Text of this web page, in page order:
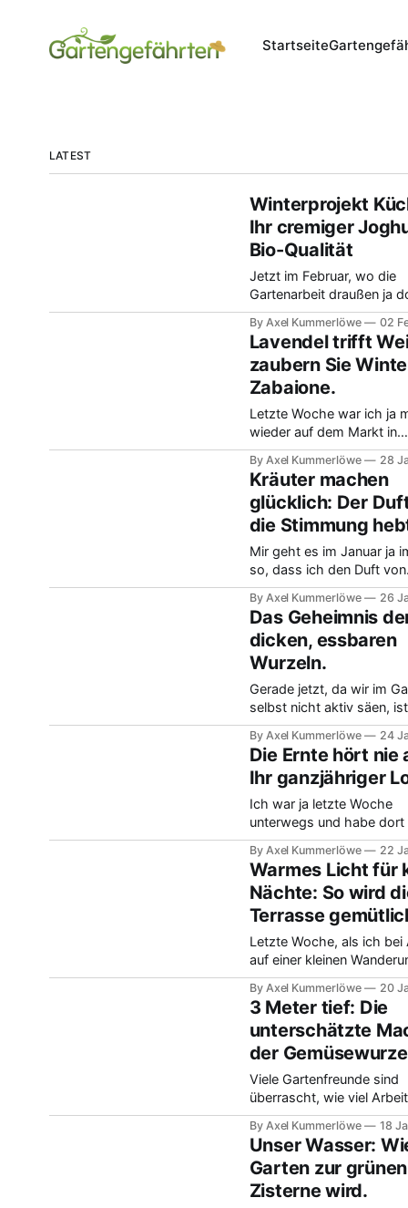
Startseite
LATEST
Winterprojekt
Ihr cremiger
Bio-Qualität
Jetzt im Februar, wo die
Gartenarbeit draußen ja
noch ruht, widme ich
wieder den Projekten in
Küche. Ich habe mich in
Zeit mal mit dem Thema
Bio-Joghurt beschäftigt.
früher immer unsicher, ob
wirklich dieses teure
brauche.
By Axel Kummerlöwe 02
Lavendel trifft
zaubern Sie
Zabaione.
Letzte Woche war ich ja
wieder auf dem Markt in
Offenburg, und da bin ich
mit einer Bäuerin ins
gekommen. Wir haben
Kraft von Kräutern im
gesprochen, und da hat
etwas total Spannendes
Richtig getrockneter
hat sie mir versichert,
By Axel Kummerlöwe 28
Kräuter machen
glücklich: Der
die Stimmung
Mir geht es im Januar ja
so, dass ich den Duft von
Sommer schrecklich
Neulich war ich bei einem
Gärtner und wir sprachen
wie man diesen herrlichen
ein bisschen konserviert.
Jetzt sollten wir die
Ernte vom letzten Jahr
By Axel Kummerlöwe 26
Das Geheimnis
dicken, essbaren
Wurzeln.
Gerade jetzt, da wir im
selbst nicht aktiv säen,
perfekte Zeit für die
nächsten Ernte. Es geht
Vorbereitung für richtig
essbare Wurzeln, die uns
im Jahr Freude machen.
Gartenfreunde prüfen in
Phase ja auch noch ihre
eingelagerten Schätze –
By Axel Kummerlöwe 24
Die Ernte hört nie
Ihr ganzjähriger
Ich war ja letzte Woche
unterwegs und habe dort
Schönes gehört. Ein alter
Nachbar meinte zu mir,
des Gärtnerns fängt
schon jetzt im Januar an.
dachte immer, jetzt ist
er hat mich überzeugt: Es
jetzt schon los mit der
detaillierten Planung der
By Axel Kummerlöwe 22
Warmes Licht für
Nächte: So wird
Terrasse
Letzte Woche, als ich bei
auf einer kleinen
und die Gärten sah, ist
wieder bewusst
ja so dunkel und kalt
geht im Winter doch gar
darum, die ganze
darum, gemütliche
schaffen, die man
By Axel Kummerlöwe 20
3 Meter tief: Die
unterschätzte
der
Viele Gartenfreunde sind
überrascht, wie viel
Pflanzen eigentlich unter
leisten. Man unterschätzt
leicht, wie weit sich
Gemüsewurzeln wirklich
ausbreiten können. Starke
By Axel Kummerlöwe 18
Unser Wasser:
Garten zur grünen
Zisterne wird.